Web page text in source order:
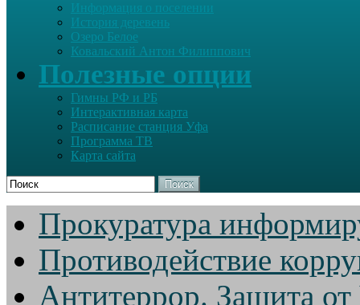
Информация о поселении
История деревень
Озеро Белое
Ковальский Антон Филиппович
Полезные опции
Гимны РФ и РБ
Интерактивная карта
Расписание станция Уфа
Программа ТВ
Карта сайта
Поиск
Прокуратура
Противодействие
Антитеррор. Защита